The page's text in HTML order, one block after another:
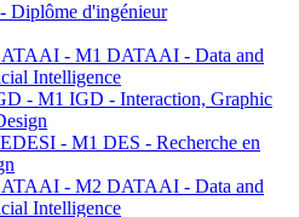
Diplôme d'ingénieur
- M1 DATAAI - Data and
Intelligence
- M1 IGD - Interaction, Graphic
- M1 DES - Recherche en
- M2 DATAAI - Data and
Intelligence